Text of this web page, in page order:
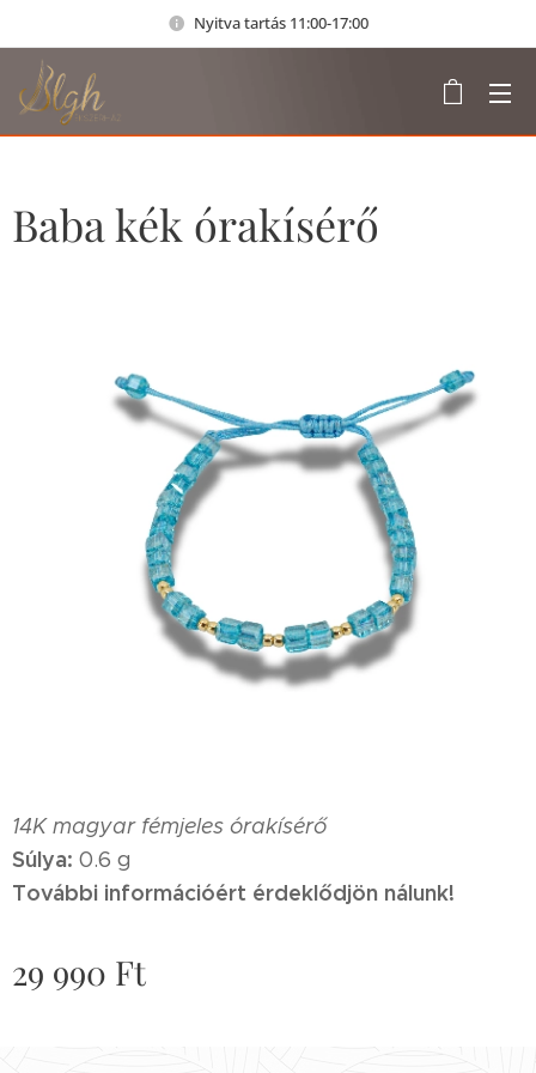
Nyitva tartás 11:00-17:00
Baba kék órakísérő
14K magyar fémjeles órakísérő
Súlya: 0.6 g
További információért érdeklődjön nálunk!
29 990 Ft